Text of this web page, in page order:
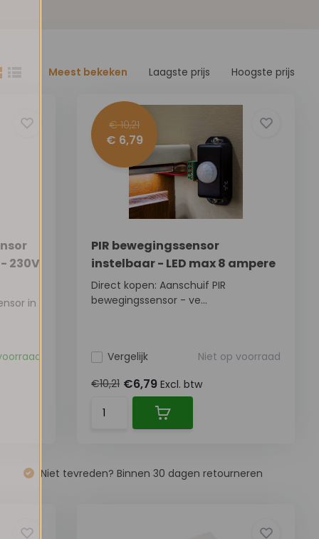
Meest bekeken Laagste prijs Hoogste prijs
230V
in
€ 10,21
€ 6,79
PIR bewegingssensor
instelbaar - LED max 8 ampere
Direct kopen: Aanschuif PIR
bewegingssensor - ve...
Vergelijk
Niet op voorraad
€10,21 €6,79Excl. btw
Niet tevreden? Binnen 30 dagen retourneren